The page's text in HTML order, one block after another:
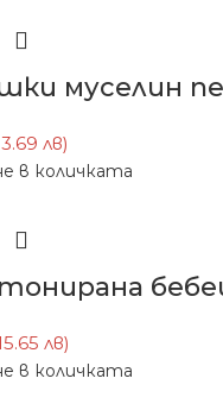
муселин
лв)
в количката
лв)
в количката